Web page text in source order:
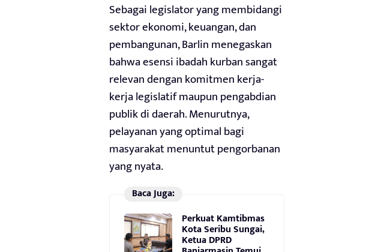
Sebagai legislator yang membidangi
sektor ekonomi, keuangan, dan
pembangunan, Barlin menegaskan
bahwa esensi ibadah kurban sangat
relevan dengan komitmen kerja-
kerja legislatif maupun pengabdian
publik di daerah. Menurutnya,
pelayanan yang optimal bagi
masyarakat menuntut pengorbanan
yang nyata.
Baca Juga:
Perkuat Kamtibmas
Kota Seribu Sungai,
Ketua DPRD